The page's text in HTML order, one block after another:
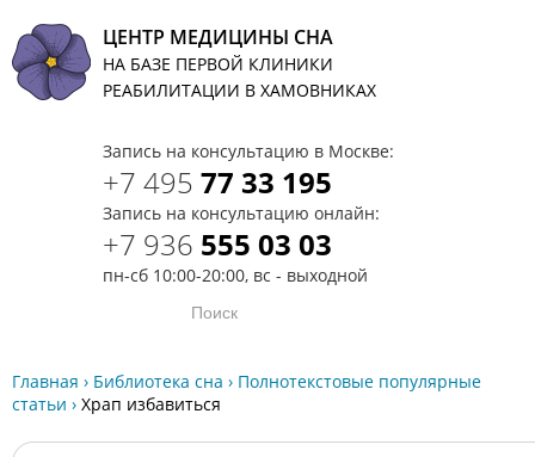
ЦЕНТР МЕДИЦИНЫ СНА
НА БАЗЕ ПЕРВОЙ КЛИНИКИ
РЕАБИЛИТАЦИИ В ХАМОВНИКАХ
Запись на консультацию в Москве:
+7 495 77 33 195
Запись на консультацию онлайн:
+7 936 555 03 03
пн-сб 10:00-20:00, вс - выходной
Главная › Библиотека сна › Полнотекстовые популярные
статьи › Храп избавиться